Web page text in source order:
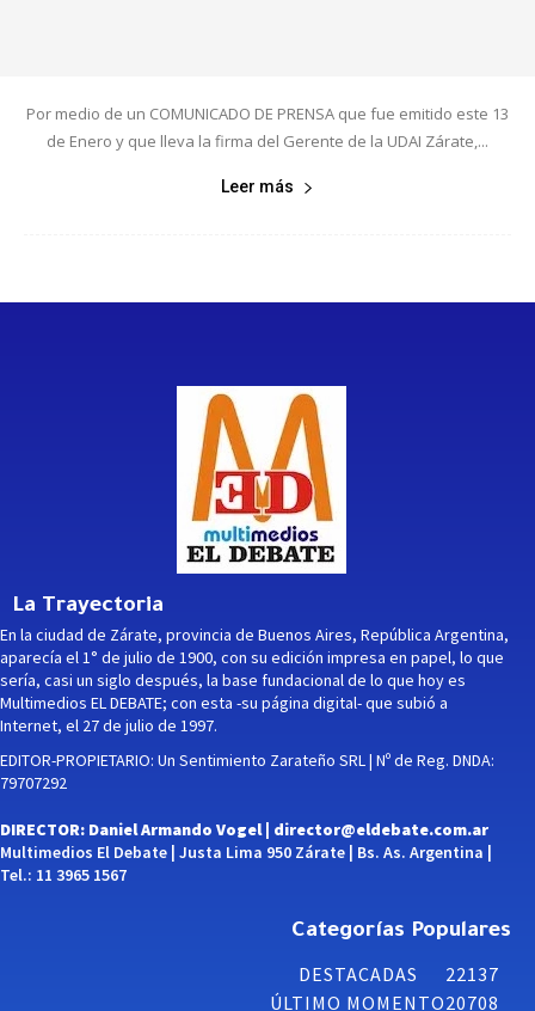
Por medio de un COMUNICADO DE PRENSA que fue emitido este 13
de Enero y que lleva la firma del Gerente de la UDAI Zárate,...
Leer más
La Trayectoria
En la ciudad de Zárate, provincia de Buenos Aires, República Argentina,
aparecía el 1° de julio de 1900, con su edición impresa en papel, lo que
sería, casi un siglo después, la base fundacional de lo que hoy es
Multimedios EL DEBATE; con esta -su página digital- que subió a
Internet, el 27 de julio de 1997.
EDITOR-PROPIETARIO: Un Sentimiento Zarateño SRL | Nº de Reg. DNDA:
79707292
DIRECTOR: Daniel Armando Vogel | director@eldebate.com.ar
Multimedios El Debate | Justa Lima 950 Zárate | Bs. As. Argentina |
Tel.: 11 3965 1567
Categorías Populares
DESTACADAS
22137
ÚLTIMO MOMENTO20708